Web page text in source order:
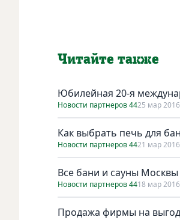
Читайте также
Юбилейная 20-я
Новости партнеров 4425 мар 2016
Как выбрать печь для
Новости партнеров 4421 мар 2016
Все бани и сауны
Новости партнеров 4418 мар 2016
Продажа фирмы на